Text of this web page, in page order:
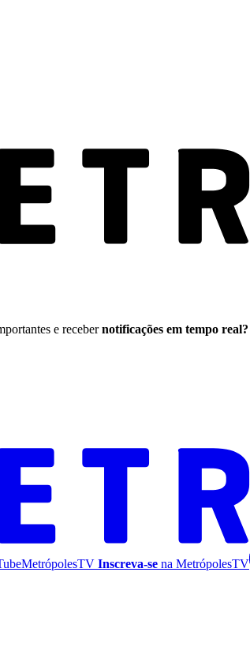
e receber notificações em tempo real?
MetrópolesTV Inscreva-se na MetrópolesTV